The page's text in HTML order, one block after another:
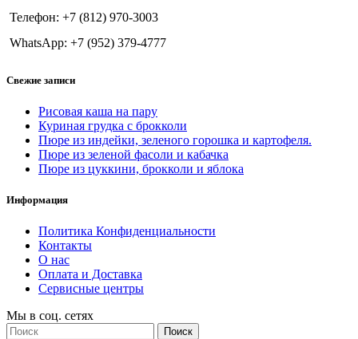
Телефон: +7 (812) 970-3003
WhatsApp: +7 (952) 379-4777
Свежие записи
Рисовая каша на пару
Куриная грудка с брокколи
Пюре из индейки, зеленого горошка и картофеля.
Пюре из зеленой фасоли и кабачка
Пюре из цуккини, брокколи и яблока
Информация
Политика Конфиденциальности
Контакты
О нас
Оплата и Доставка
Сервисные центры
Мы в соц. сетях
Поиск